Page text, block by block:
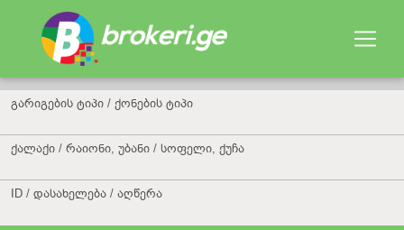
გარიგების ტიპი / ქონების ტიპი
ქალაქი / რაიონი, უბანი / სოფელი, ქუჩა
ID / დასახელება / აღწერა